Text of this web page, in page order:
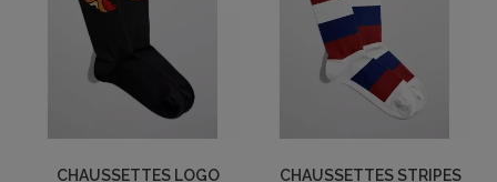
CHAUSSETTES LOGO CHAUSSETTES STRIPES